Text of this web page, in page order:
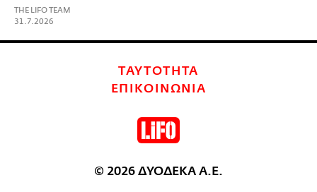
THE LIFO TEAM
31.7.2026
ΤΑΥΤΟΤΗΤΑ
ΕΠΙΚΟΙΝΩΝΙΑ
© 2026 ΔΥΟΔΕΚΑ Α.Ε.